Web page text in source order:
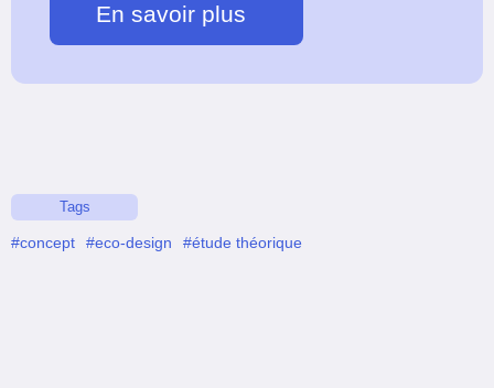
En savoir plus
Tags
#concept #eco-design #étude théorique